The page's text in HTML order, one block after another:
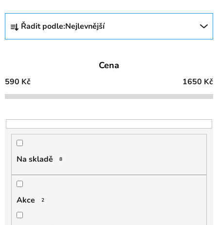
Ř
z
í
p
o
d
Řadit podle:Nejlevnější
Cena
590 Kč 1650 Kč
Na skladě 8
Akce 2